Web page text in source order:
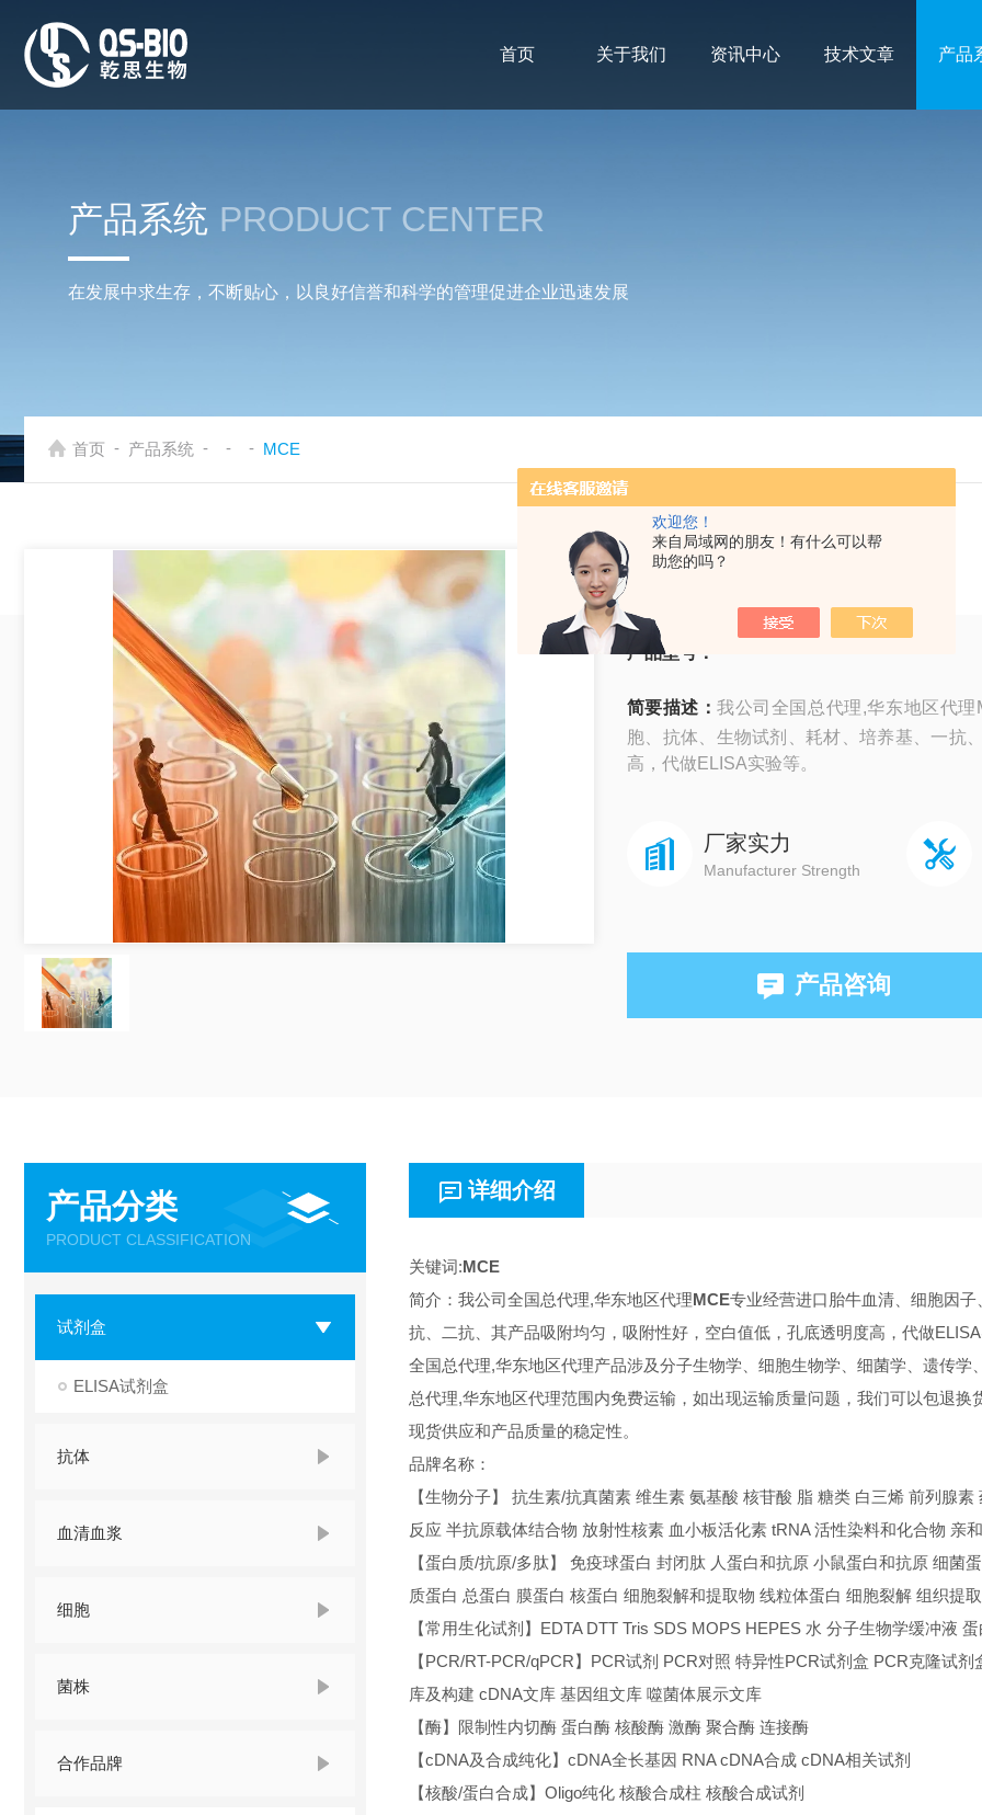
欢迎您！
来自局域网的朋友！有什么可以帮
助您的吗？
首页 关于我们 资讯中心 技术文章 产品
产品系统 PRODUCT CENTER
在发展中求生存，不断贴心，以良好信誉和科学的管理促进企业迅速发展
首页 - 产品系统 - - - MCE
MCE
产品型号：
简要描述： 我公司全国总代理,华东地区代
胞、抗体、生物试剂、耗材、培养基、一抗
高，代做ELISA实验等。
厂家实力
Manufacturer Strength
产品咨询
产品分类
PRODUCT CLASSIFICATION
试剂盒
ELISA试剂盒
抗体
血清血浆
细胞
菌株
合作品牌
详细介绍
关键词:MCE
简介：我公司全国总代理,华东地区代理MCE专业经营进口胎牛血清、细胞因
抗、二抗、其产品吸附均匀，吸附性好，空白值低，孔底透明度高，代做
全国总代理,华东地区代理产品涉及分子生物学、细胞生物学、细菌学、遗传
总代理,华东地区代理范围内免费运输，如出现运输质量问题，我们可以包退换
现货供应和产品质量的稳定性。
品牌名称：
【生物分子】 抗生素/抗真菌素 维生素 氨基酸 核苷酸 脂 糖类 白三烯 前列腺
反应 半抗原载体结合物 放射性核素 血小板活化素 tRNA 活性染料和化合物 亲
【蛋白质/抗原/多肽】 免疫球蛋白 封闭肽 人蛋白和抗原 小鼠蛋白和抗原 细
质蛋白 总蛋白 膜蛋白 核蛋白 细胞裂解和提取物 线粒体蛋白 细胞裂解 组织提
【常用生化试剂】EDTA DTT Tris SDS MOPS HEPES 水 分子生物学缓冲液
【PCR/RT-PCR/qPCR】PCR试剂 PCR对照 特异性PCR试剂盒 PCR克隆试
库及构建 cDNA文库 基因组文库 噬菌体展示文库
【酶】限制性内切酶 蛋白酶 核酸酶 激酶 聚合酶 连接酶
【cDNA及合成纯化】cDNA全长基因 RNA cDNA合成 cDNA相关试剂
【核酸/蛋白合成】Oligo纯化 核酸合成柱 核酸合成试剂